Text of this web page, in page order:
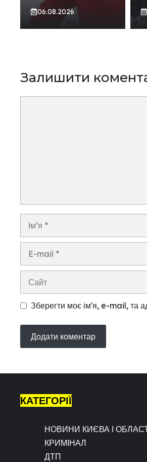
06.08.2026
Залишити
Зберегти моє ім'я, e-mail, та
КАТЕГОРІЇ
НОВИНИ КИЄВА І
КРИМІНАЛ
ДТП